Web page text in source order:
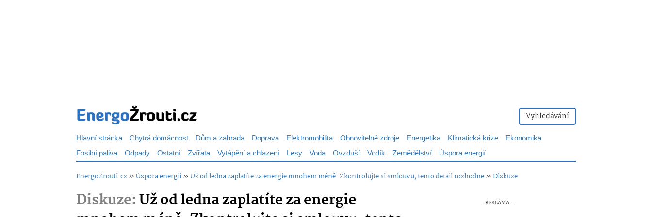
Vyhledávání
Hlavní stránka Chytrá domácnost Dům a zahrada Doprava Elektromobilita Obnovitelné zdroje Energetika Klimatická krize
Ekonomika
Fosilní paliva Odpady Ostatní Zvířata Vytápění a chlazení Lesy Voda Ovzduší Vodík Zemědělství Úspora energií
EnergoZrouti.cz»Úspora energií»Už od ledna zaplatíte za energie mnohem méně. Zkontrolujte si smlouvu, tento detail rozhodne»Diskuze
Diskuze:Už od ledna zaplatíte za energie